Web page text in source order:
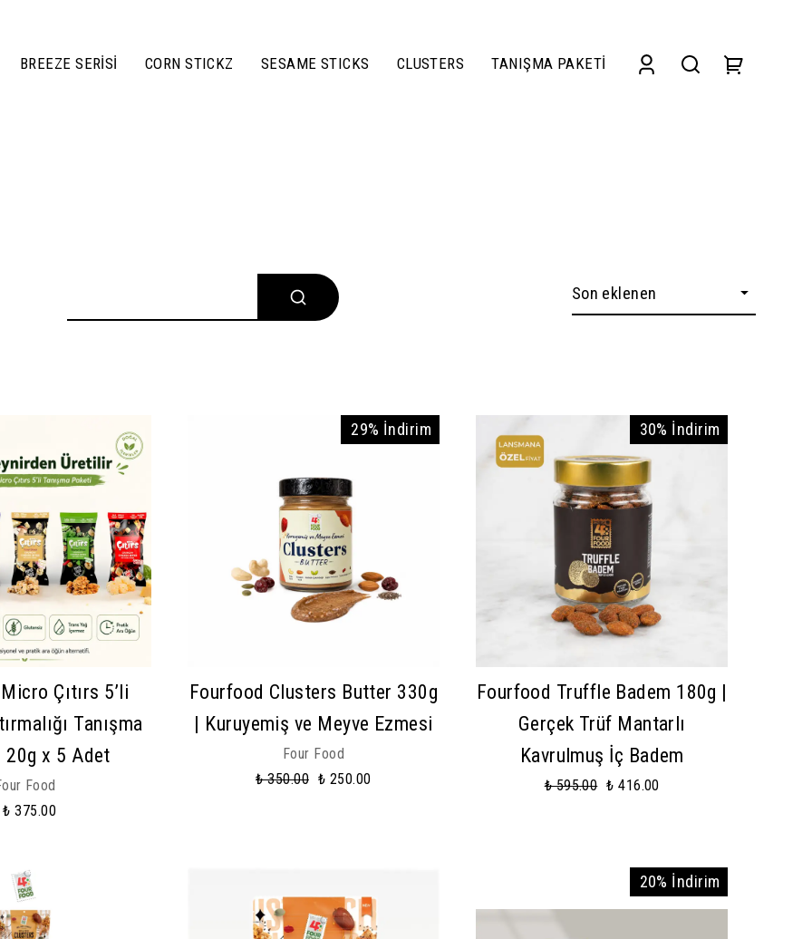
BREEZE SERİSİ CORN STICKZ SESAME STICKS CLUSTERS TANIŞMA PAKETİ
Çıtırs 5’li
Tanışma
20g x 5 Adet
Food
₺ 375.00
29% İndirim
Fourfood Clusters Butter 330g
| Kuruyemiş ve Meyve Ezmesi
Four Food
₺ 350.00 ₺ 250.00
30% İndirim
Fourfood Truffle Badem 180g |
Gerçek Trüf Mantarlı
Kavrulmuş İç Badem
₺ 595.00 ₺ 416.00
20% İndirim